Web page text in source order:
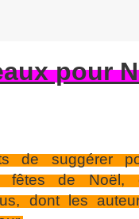
pour
de suggérer
fêtes de Noël,
dont les